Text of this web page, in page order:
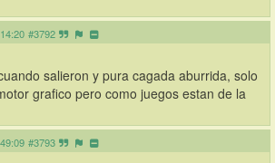
#3792
salieron y pura cagada aburrida, solo
grafico pero como juegos estan de la
#3793